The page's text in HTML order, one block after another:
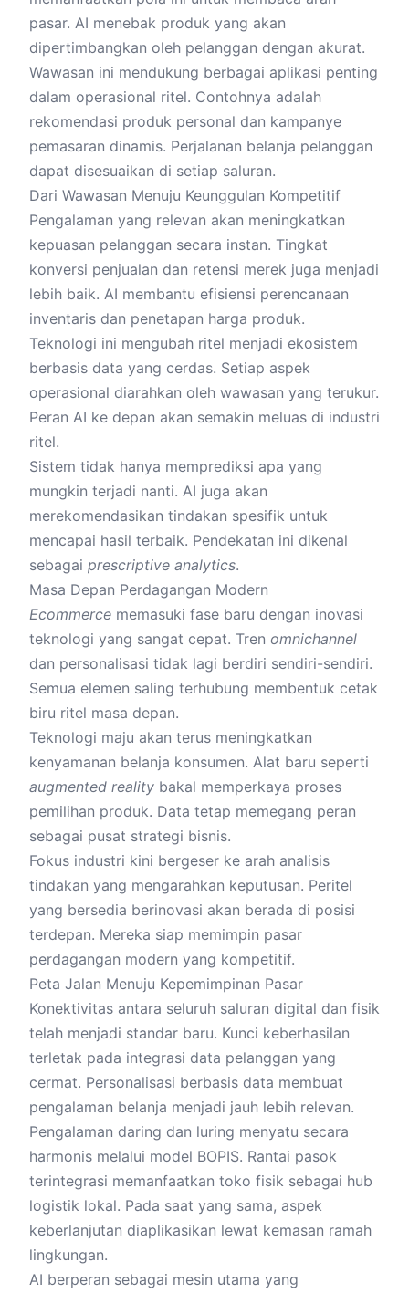
pasar. AI menebak produk yang akan
dipertimbangkan oleh pelanggan dengan akurat.
Wawasan ini mendukung berbagai aplikasi penting
dalam operasional ritel. Contohnya adalah
rekomendasi produk personal dan kampanye
pemasaran dinamis. Perjalanan belanja pelanggan
dapat disesuaikan di setiap saluran.
Dari Wawasan Menuju Keunggulan Kompetitif
Pengalaman yang relevan akan meningkatkan
kepuasan pelanggan secara instan. Tingkat
konversi penjualan dan retensi merek juga menjadi
lebih baik. AI membantu efisiensi perencanaan
inventaris dan penetapan harga produk.
Teknologi ini mengubah ritel menjadi ekosistem
berbasis data yang cerdas. Setiap aspek
operasional diarahkan oleh wawasan yang terukur.
Peran AI ke depan akan semakin meluas di industri
ritel.
Sistem tidak hanya memprediksi apa yang
mungkin terjadi nanti. AI juga akan
merekomendasikan tindakan spesifik untuk
mencapai hasil terbaik. Pendekatan ini dikenal
sebagai prescriptive analytics.
Masa Depan Perdagangan Modern
Ecommerce memasuki fase baru dengan inovasi
teknologi yang sangat cepat. Tren omnichannel
dan personalisasi tidak lagi berdiri sendiri-sendiri.
Semua elemen saling terhubung membentuk cetak
biru ritel masa depan.
Teknologi maju akan terus meningkatkan
kenyamanan belanja konsumen. Alat baru seperti
augmented reality bakal memperkaya proses
pemilihan produk. Data tetap memegang peran
sebagai pusat strategi bisnis.
Fokus industri kini bergeser ke arah analisis
tindakan yang mengarahkan keputusan. Peritel
yang bersedia berinovasi akan berada di posisi
terdepan. Mereka siap memimpin pasar
perdagangan modern yang kompetitif.
Peta Jalan Menuju Kepemimpinan Pasar
Konektivitas antara seluruh saluran digital dan fisik
telah menjadi standar baru. Kunci keberhasilan
terletak pada integrasi data pelanggan yang
cermat. Personalisasi berbasis data membuat
pengalaman belanja menjadi jauh lebih relevan.
Pengalaman daring dan luring menyatu secara
harmonis melalui model BOPIS. Rantai pasok
terintegrasi memanfaatkan toko fisik sebagai hub
logistik lokal. Pada saat yang sama, aspek
keberlanjutan diaplikasikan lewat kemasan ramah
lingkungan.
AI berperan sebagai mesin utama yang